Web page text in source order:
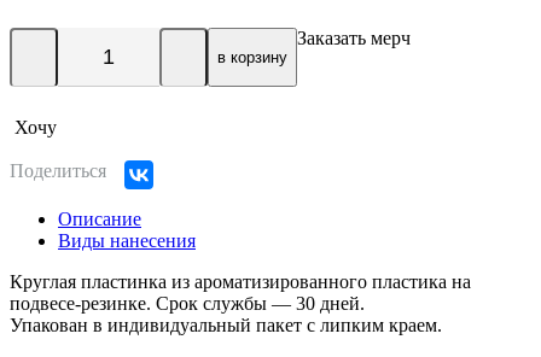
в корзину
Заказать мерч
Хочу
Поделиться
Описание
Виды нанесения
Круглая пластинка из ароматизированного пластика на
подвесе-резинке. Срок службы — 30 дней.
Упакован в индивидуальный пакет с липким краем.